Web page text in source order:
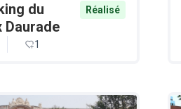
du
Daurade
Réalisé
1